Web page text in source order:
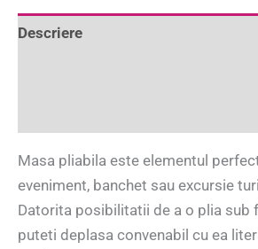
Descriere
Masa pliabila este elementul
eveniment, banchet sau excursie
Datorita posibilitatii de a o plia sub
puteti deplasa convenabil cu ea